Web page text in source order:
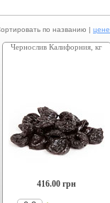
по названию | цене
Чернослив Калифорния, кг
416.00 грн